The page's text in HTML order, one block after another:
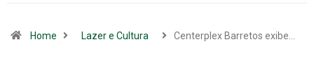
Home Lazer e Cultura Centerplex Barretos exibe…